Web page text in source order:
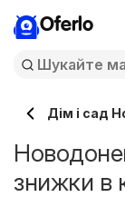
Oferlo
Дім і сад
знижки в